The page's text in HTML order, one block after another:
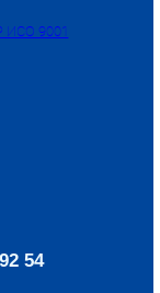
ИСО 9001
54